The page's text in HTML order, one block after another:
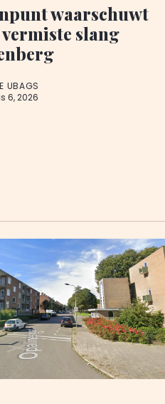
waarschuwt
slang
UBAGS
6, 2026